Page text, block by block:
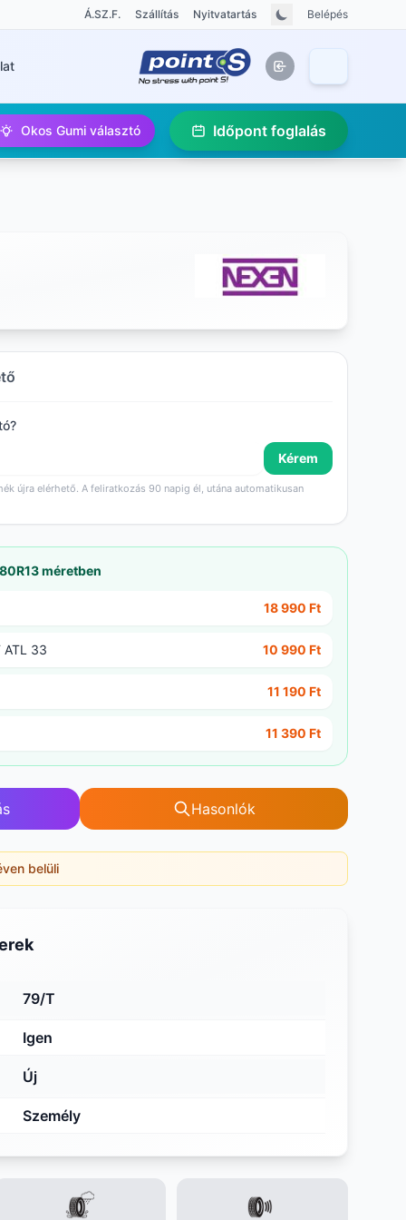
Á.SZ.F. Szállítás Nyitvatartás Belépés
Okos Gumi választó Időpont foglalás
Kérem
újra elérhető. A feliratkozás 90 napig él, utána automatikusan
méretben
18 990 Ft
ATL 33 10 990 Ft
11 190 Ft
11 390 Ft
Hasonlók
belüli
79/T
Igen
Új
Személy